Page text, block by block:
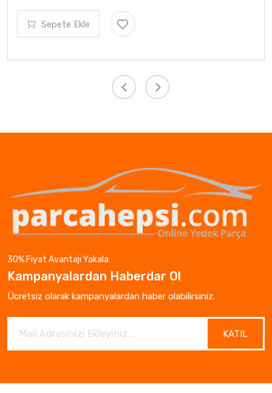
Sepete Ekle
30% Fiyat Avantajı Yakala
Kampanyalardan Haberdar Ol
Ücretsiz olarak kampanyalardan haber olabilirsiniz.
KATIL